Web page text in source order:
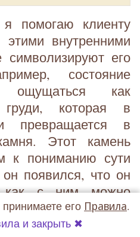
клиенту
внутренними
символизируют его
состояние
ощущаться как
которая в
превращается в
Этот камень
к пониманию сути
появился, что он
как с ним можно
его Правила.
и закрыть ✖